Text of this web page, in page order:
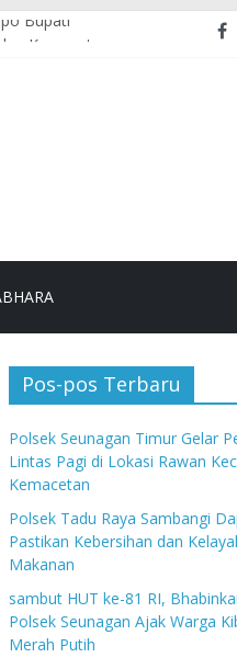
Bupati
Pos-pos Terbaru
Polsek Seunagan Timur Gelar
Lintas Pagi di Lokasi Rawan
Kemacetan
Polsek Tadu Raya Sambangi
Pastikan Kebersihan dan
Makanan
sambut HUT ke-81 RI,
Polsek Seunagan Ajak Warga
Merah Putih